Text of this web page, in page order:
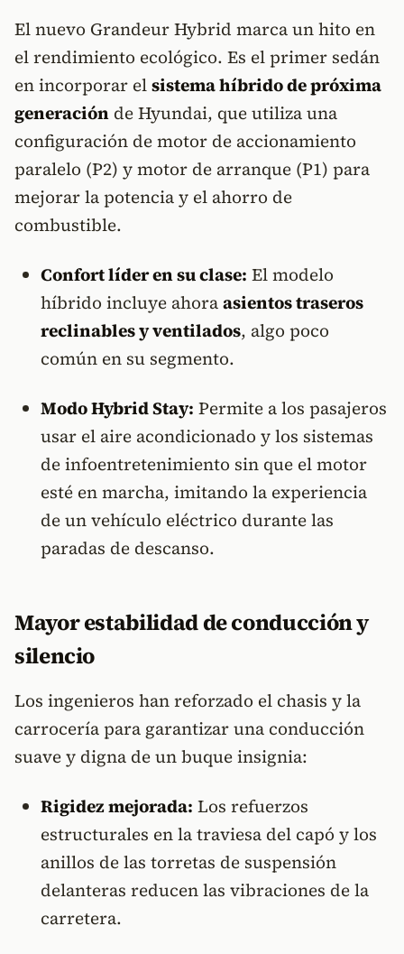
El nuevo Grandeur Hybrid marca un hito en
el rendimiento ecológico. Es el primer sedán
en incorporar elsistema híbrido de próxima
generación de Hyundai, que utiliza una
configuración de motor de accionamiento
paralelo (P2) y motor de arranque (P1) para
mejorar la potencia y el ahorro de
combustible.
Confort líder en su clase: El modelo
híbrido incluye ahoraasientos traseros
reclinables y ventilados, algo poco
común en su segmento.
Modo Hybrid Stay: Permite a los pasajeros
usar el aire acondicionado y los sistemas
de infoentretenimiento sin que el motor
esté en marcha, imitando la experiencia
de un vehículo eléctrico durante las
paradas de descanso.
Mayor estabilidad de conducción y
silencio
Los ingenieros han reforzado el chasis y la
carrocería para garantizar una conducción
suave y digna de un buque insignia:
Rigidez mejorada: Los refuerzos
estructurales en la traviesa del capó y los
anillos de las torretas de suspensión
delanteras reducen las vibraciones de la
carretera.